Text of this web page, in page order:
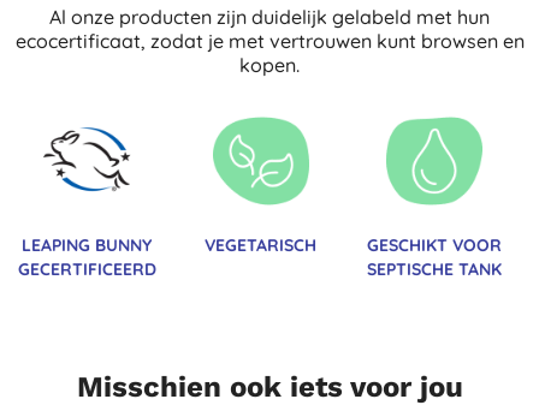
Al onze producten zijn duidelijk gelabeld met hun
ecocertificaat, zodat je met vertrouwen kunt browsen en
kopen.
LEAPING BUNNY
GECERTIFICEERD
VEGETARISCH
GESCHIKT VOOR
SEPTISCHE TANK
Misschien ook iets voor jou